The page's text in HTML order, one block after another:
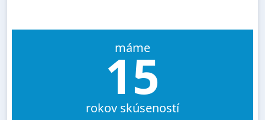
máme
15
rokov skúseností